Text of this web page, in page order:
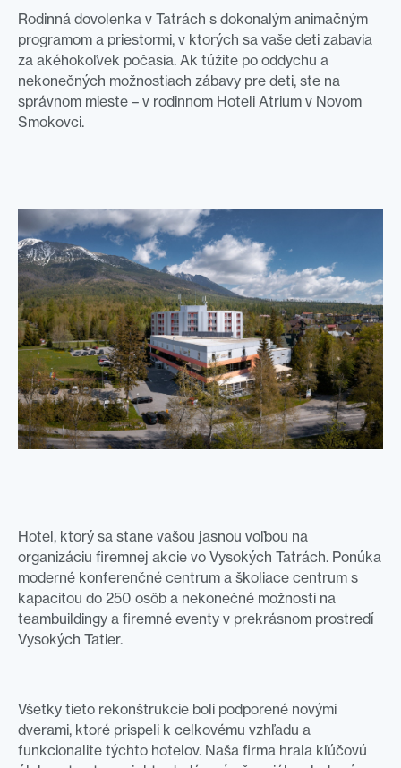
Rodinná dovolenka v Tatrách s dokonalým animačným
programom a priestormi, v ktorých sa vaše deti zabavia
za akéhokoľvek počasia. Ak túžite po oddychu a
nekonečných možnostiach zábavy pre deti, ste na
správnom mieste – v rodinnom Hoteli Atrium v Novom
Smokovci.
Hotel, ktorý sa stane vašou jasnou voľbou na
organizáciu firemnej akcie vo Vysokých Tatrách. Ponúka
moderné konferenčné centrum a školiace centrum s
kapacitou do 250 osôb a nekonečné možnosti na
teambuildingy a firemné eventy v prekrásnom prostredí
Vysokých Tatier.
Všetky tieto rekonštrukcie boli podporené novými
dverami, ktoré prispeli k celkovému vzhľadu a
funkcionalite týchto hotelov. Naša firma hrala kľúčovú